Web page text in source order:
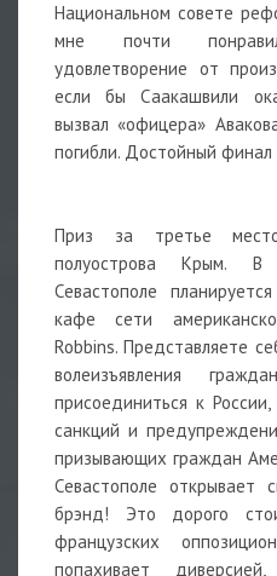
Национальном совете
мне почти
удовлетворение от
если бы Саакашвили
вызвал «офицера»
погибли. Достойный
Приз за третье
полуострова Крым.
Севастополе
кафе сети
Robbins. Представляете
волеизъявления
присоединиться к
санкций и
призывающих граждан
Севастополе открывает
брэнд! Это дорого
французских
попахивает